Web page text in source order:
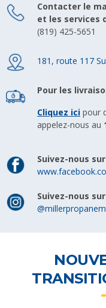
Contacter le
et les services
(819) 425-5651
181, route 117
Pour les
Cliquez ici pour
appelez-nous au
Suivez-nous
Suivez-nous